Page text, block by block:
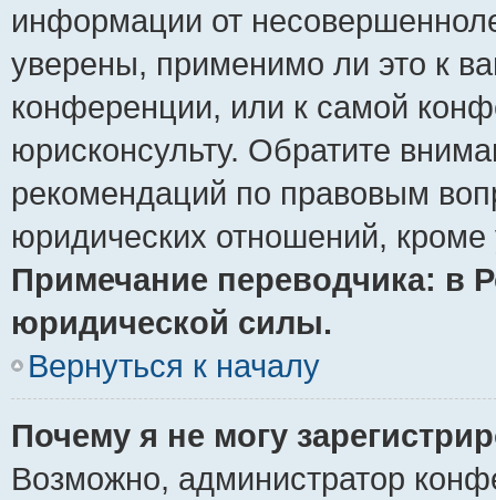
информации от
уверены, применимо ли это к
конференции, или к самой
юрисконсульту. Обратите
рекомендаций по правовым
юридических отношений,
Примечание переводчика: в
юридической силы.
Вернуться к началу
Почему я не могу
Возможно, администратор